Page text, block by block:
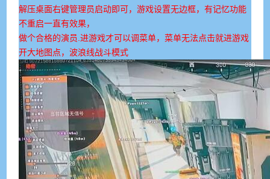
解压桌面右键管理员启动即可，游戏设置无边框，有记忆功能
不重启一直有效果，
做个合格的演员.进游戏才可以调菜单，菜单无法点击就进游戏
开大地图点，波浪线战斗模式